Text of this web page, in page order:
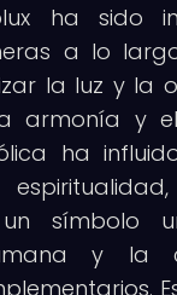
ha sido
a lo
la luz y la
armonía y el
ha
símbolo
y la